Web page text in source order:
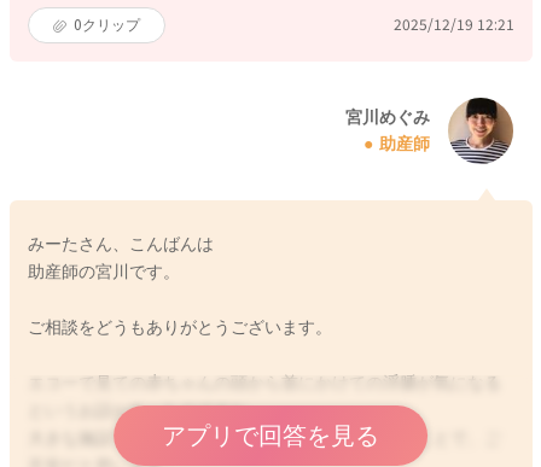
0クリップ 2025/12/19 12:21
宮川めぐみ
助産師
みーたさん、こんばんは
助産師の宮川です。
ご相談をどうもありがとうございます。
エコーで見ての赤ちゃんの頭から首にかけての浮腫が気になる
というお話があったのですね。
大きな施設で検査を受けることになっているということで、ご
アプリで回答を見る